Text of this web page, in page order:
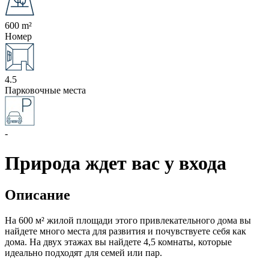
600 m²
Номер
4.5
Парковочные места
-
Природа ждет вас у входа
Описание
На 600 м² жилой площади этого привлекательного дома вы
найдете много места для развития и почувствуете себя как
дома. На двух этажах вы найдете 4,5 комнаты, которые
идеально подходят для семей или пар.